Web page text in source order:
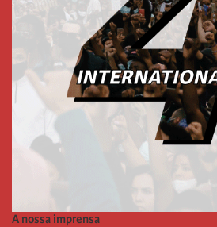
A nossa imprensa